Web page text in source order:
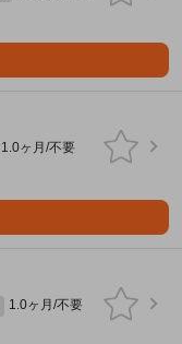
1.0ヶ月/不要
1.0ヶ月/不要